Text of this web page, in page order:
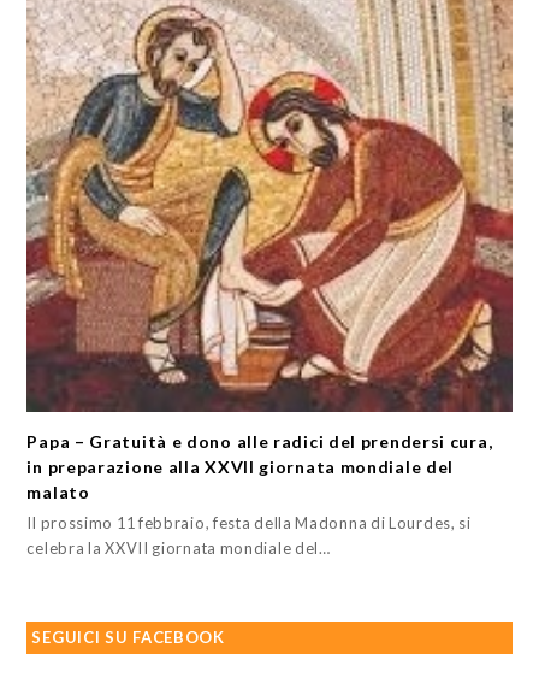
Papa – Gratuità e dono alle radici del prendersi cura,
in preparazione alla XXVII giornata mondiale del
malato
Il prossimo 11 febbraio, festa della Madonna di Lourdes, si
celebra la XXVII giornata mondiale del…
SEGUICI SU FACEBOOK